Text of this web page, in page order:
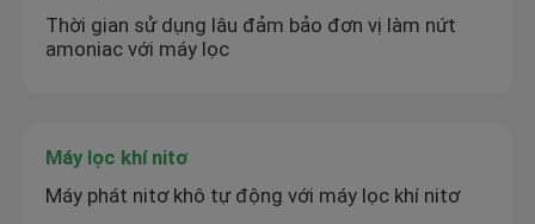
Thời gian sử dụng lâu đảm bảo đơn vị làm nứt
amoniac với máy lọc
Máy lọc khí nitơ
Máy phát nitơ khô tự động với máy lọc khí nitơ